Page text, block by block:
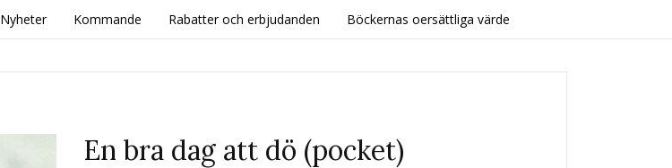
Nyheter Kommande Rabatter och erbjudanden Böckernas oersättliga värde
En bra dag att dö (pocket)